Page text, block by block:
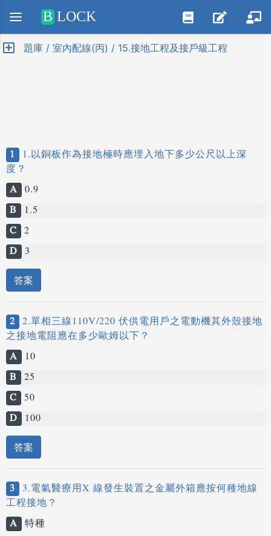
Positive SSL
B LOCK
題庫 / 室內配線(丙) / 15.接地工程及接戶級工程
1
1.以銅板作為接地極時應埋入地下多少公尺以上深
度？
A 0.9
B
1.5
C 2
D 3
答案
2 2.單相三線110V/220 伏供電用戶之電動機其外殼接地
之接地電阻應在多少歐姆以下？
A
10
B 25
C 50
D
100
答案
3 3.電氣醫療用X 線發生裝置之金屬外箱應按何種地線
工程接地？
A 特種